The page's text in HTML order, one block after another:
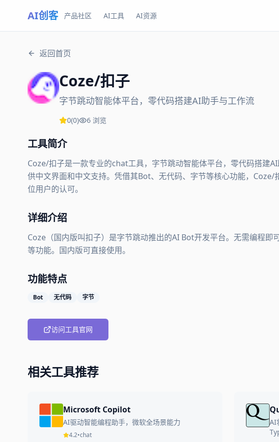
AI创客 产品社区 AI工具 AI资源
返回首页
Coze/扣子
字节跳动智能体平台，零代码搭建AI助手与工作流
0(0) 6 浏览
工具简介
Coze/扣子是一款专业的chat工具，字节跳动智能体平台，零代码搭建
供中文界面和中文支持。凭借其Bot、无代码、字节等核心功能，
位用户的认可。
详细介绍
Coze（国内版叫扣子）是字节跳动推出的AI Bot开发平台。无需编程即
等功能。国内版可直接使用。
功能特点
Bot 无代码 字节
访问工具官网
相关工具推荐
Microsoft Copilot
AI驱动智能编程助手，微软全场景能力
4.2•chat
AI